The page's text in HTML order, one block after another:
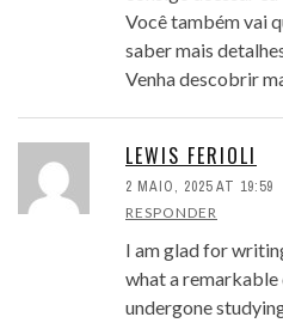
Você também vai
saber mais
Venha descobrir
LEWIS FERIOLI
2 MAIO, 2025 AT 19:59
RESPONDER
I am glad for
what a remarkable
undergone